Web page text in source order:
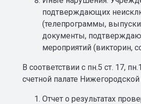
подтверждающих
(телепрограммы,
документы,
мероприятий (викторин,
В соответствии с пн.5 ст. 17,
счетной палате
Отчет о результатах